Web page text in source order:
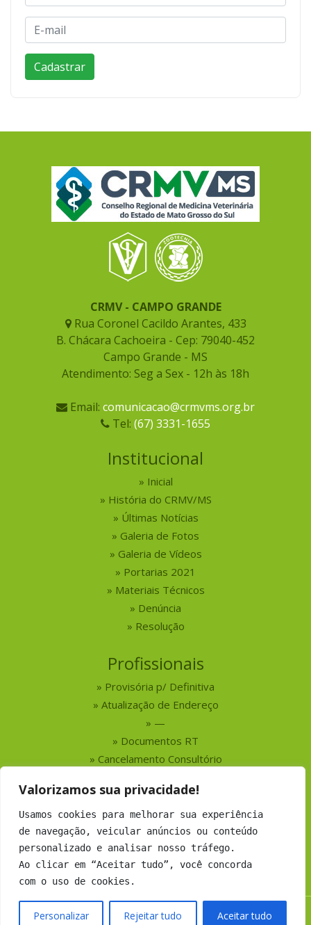
Valorizamos sua privacidade!
Usamos cookies para melhorar sua experiência
de navegação, veicular anúncios ou conteúdo
personalizado e analisar nosso tráfego.
Ao clicar em “Aceitar tudo”, você concorda
com o uso de cookies.
Personalizar Rejeitar tudo Aceitar tudo
CRMV - CAMPO GRANDE
Rua Coronel Cacildo Arantes, 433
B. Chácara Cachoeira - Cep: 79040-452
Campo Grande - MS
Atendimento: Seg a Sex - 12h às 18h
Email: comunicacao@crmvms.org.br
Tel: (67) 3331-1655
Institucional
Inicial
História do CRMV/MS
Últimas Notícias
Galeria de Fotos
Galeria de Vídeos
Portarias 2021
Materiais Técnicos
Denúncia
Resolução
Profissionais
Provisória p/ Definitiva
Atualização de Endereço
—
Documentos RT
Cancelamento Consultório
Serviços
Busca por Profissionais
Busca por Empresas
Números do CRMV-MS
Copyright 2019 CRMV-MS - Todos os direitos Reservados.